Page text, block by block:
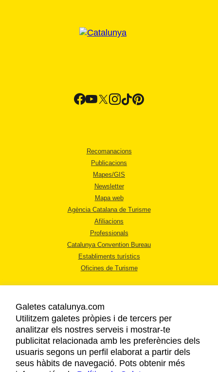
Recomanacions
Publicacions
Mapes/GIS
Newsletter
Mapa web
Agència Catalana de Turisme
Afiliacions
Professionals
Catalunya Convention Bureau
Establiments turístics
Oficines de Turisme
AVÍS LEGAL
POLÍTICA DE PRIVACITAT
COOKIES
Galetes catalunya.com
Utilitzem galetes pròpies i de tercers per
analitzar els nostres serveis i mostrar-te
publicitat relacionada amb les preferències dels
usuaris segons un perfil elaborat a partir dels
seus hàbits de navegació. Pots obtenir més